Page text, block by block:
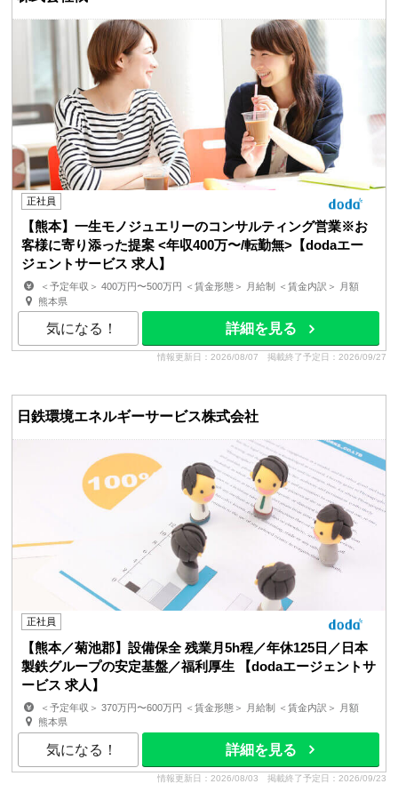
正社員
【熊本】一生モノジュエリーのコンサルティング営業※お
客様に寄り添った提案 <年収400万〜/転勤無>【dodaエー
ジェントサービス 求人】
＜予定年収＞ 400万円〜500万円 ＜賃金形態＞ 月給制 ＜賃金内訳＞ 月額
（基本給）：205,984円 固定残業手当/月：45,216円...
熊本県
気になる！ 詳細を見る
情報更新日：2026/08/07 掲載終了予定日：2026/09/27
日鉄環境エネルギーサービス株式会社
正社員
【熊本／菊池郡】設備保全 残業月5h程／年休125日／日本
製鉄グループの安定基盤／福利厚生 【dodaエージェントサ
ービス 求人】
＜予定年収＞ 370万円〜600万円 ＜賃金形態＞ 月給制 ＜賃金内訳＞ 月額
（基本給）：223,000円〜356,500円 ＜月給＞ 2...
熊本県
気になる！ 詳細を見る
情報更新日：2026/08/03 掲載終了予定日：2026/09/23